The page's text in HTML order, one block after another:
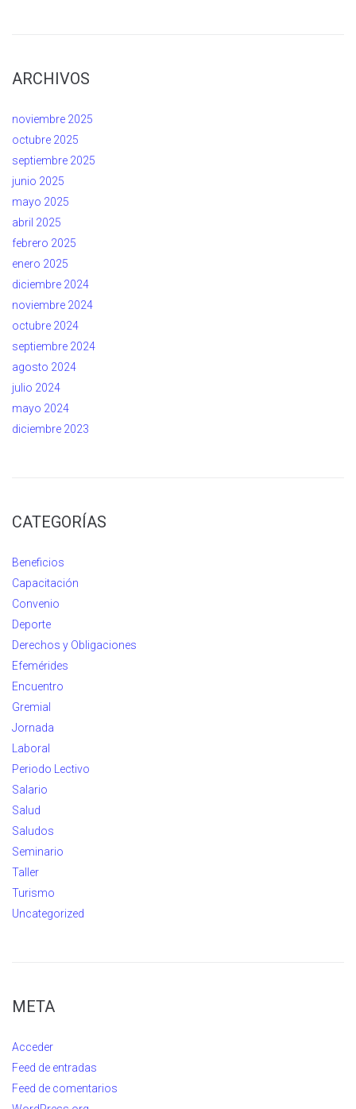
ARCHIVOS
noviembre 2025
octubre 2025
septiembre 2025
junio 2025
mayo 2025
abril 2025
febrero 2025
enero 2025
diciembre 2024
noviembre 2024
octubre 2024
septiembre 2024
agosto 2024
julio 2024
mayo 2024
diciembre 2023
CATEGORÍAS
Beneficios
Capacitación
Convenio
Deporte
Derechos y Obligaciones
Efemérides
Encuentro
Gremial
Jornada
Laboral
Periodo Lectivo
Salario
Salud
Saludos
Seminario
Taller
Turismo
Uncategorized
META
Acceder
Feed de entradas
Feed de comentarios